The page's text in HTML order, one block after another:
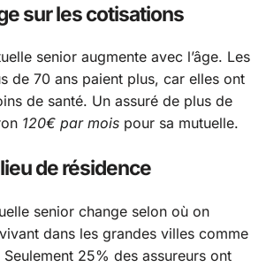
sur les cotisations
senior augmente avec l’âge. Les
de 70 ans paient plus, car elles ont
de santé. Un assuré de plus de
120€ par mois pour sa mutuelle.
de résidence
senior change selon où on
dans les grandes villes comme
25% des assureurs ont